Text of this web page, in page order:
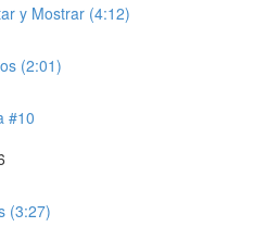
y Mostrar (4:12)
(2:01)
#10
(3:27)